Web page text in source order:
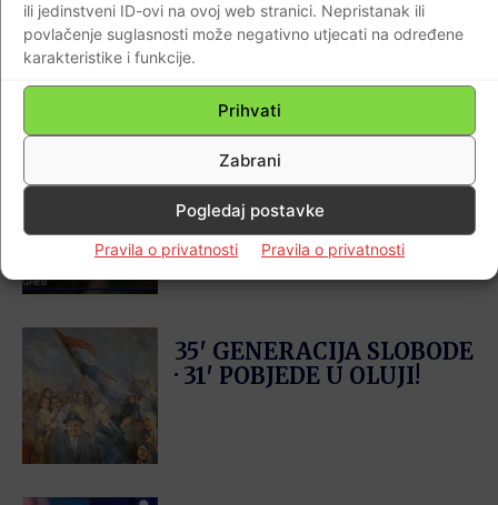
ili jedinstveni ID-ovi na ovoj web stranici. Nepristanak ili
povlačenje suglasnosti može negativno utjecati na određene
karakteristike i funkcije.
Prihvati
Zabrani
Pogledaj postavke
Pravila o privatnosti Pravila o privatnosti
Generacija slobode –
misijska pjesma i himna
projekta
35′ GENERACIJA SLOBODE
· 31′ POBJEDE U OLUJI!